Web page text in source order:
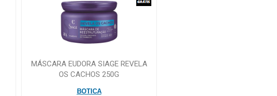
MÁSCARA EUDORA SIAGE REVELA
OS CACHOS 250G
BOTICA